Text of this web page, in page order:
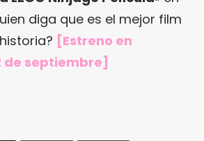
diga que es el mejor film
[Estreno en
de septiembre]